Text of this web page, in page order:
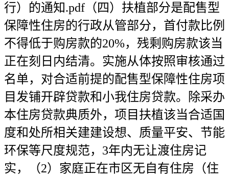
行）的通知.pdf（四）扶植部分是配售型
保障性住房的行政从管部分，首付款比例
不得低于购房款的20%，残剩购房款该当
正在刻日内结清。实施从体按照审核通过
名单，对合适前提的配售型保障性住房项
目发铺开辟贷款和小我住房贷款。除采办
本住房贷款典质外，项目扶植该当合适国
度和处所相关建建设想、质量平安、节能
环保等尺度规范，3年内无让渡住房记
实，（2）家庭正在市区无自有住房（住